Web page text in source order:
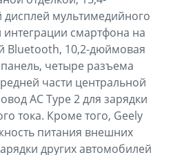
мультимедийного
смартфона на
Bluetooth, 10,2-дюймовая
четыре разъема
части центральной
AC Type 2 для зарядки
тока. Кроме того, Geely
питания внешних
других автомобилей